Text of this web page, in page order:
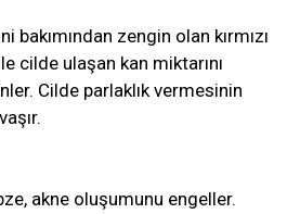
bakımından zengin olan kırmızı
cilde ulaşan kan miktarını
Cilde parlaklık vermesinin
akne oluşumunu engeller.